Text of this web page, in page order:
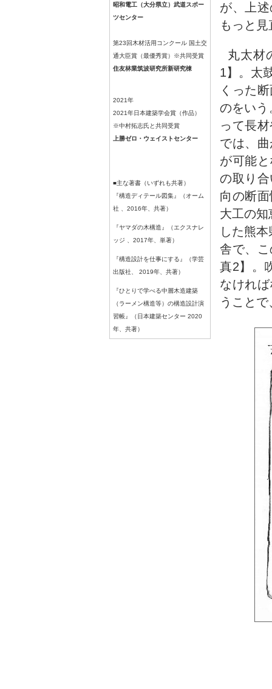
昭和電工（大分県立）武道スポー
ツセンター
第23回木材活用コンクール 国土交
通大臣賞（最優秀賞）※共同受賞
住友林業筑波研究所新研究棟
2021年
2021年日本建築学会賞（作品）
※中村拓志氏と共同受賞
上勝ゼロ・ウェイストセンター
■主な著書（いずれも共著）
『構造ディテール図集』（オーム
社 、2016年、共著）
『ヤマダの木構造』（エクスナレ
ッジ 、2017年、単著）
『構造設計を仕事にする』（学芸
出版社、 2019年、共著）
『ひとりで学べる中層木造建築
（ラーメン構造等）の構造設計演
習帳』（日本建築センター 2020
年、共著）
が、上
もっと
丸太材
1】。太
くった
のをいう
って長
では、
が可能
の取り
向の断
大工の
した熊
舎で、
真2】。
なけれ
うこと